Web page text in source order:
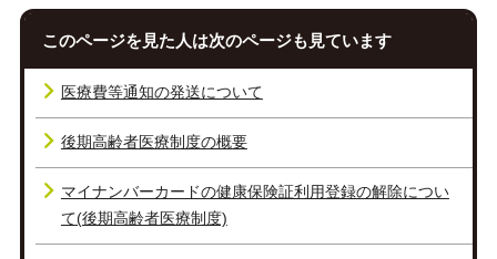
このページを見た人は次のページも見ています
医療費等通知の発送について
後期高齢者医療制度の概要
マイナンバーカードの健康保険証利用登録の解除につい
て(後期高齢者医療制度)